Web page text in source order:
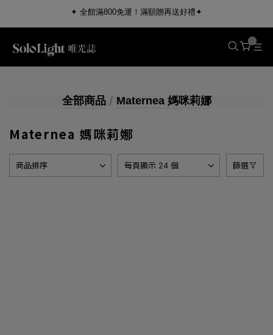
✦ 全館滿800免運！滿額贈再送好禮✦
KÜSSEN 葵森
Sport Ready 斯博銳迪
NourishPetCo 紐芮寵
全部商品/ Maternea 媽咪莉娜
Maternea 媽咪莉娜
商品排序 每頁顯示 24 個 篩選